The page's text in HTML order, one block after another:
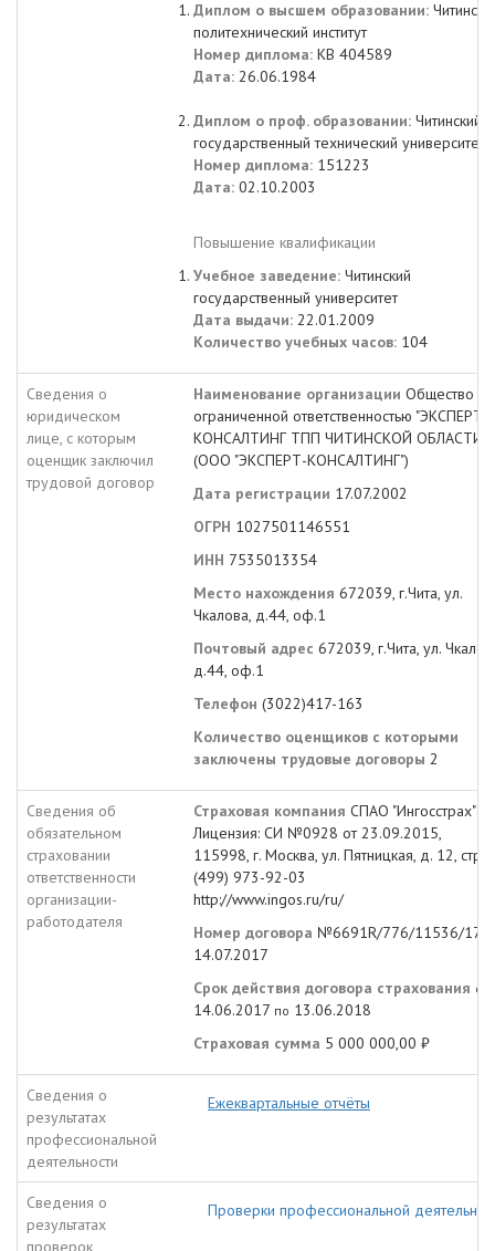
Диплом о высшем образовании:
политехнический институт
Номер диплома: КВ 404589
Дата: 26.06.1984
Диплом о проф. образовании: Читинский
государственный технический университет
Номер диплома: 151223
Дата: 02.10.2003
Повышение квалификации
Учебное заведение: Читинский
государственный университет
Дата выдачи: 22.01.2009
Количество учебных часов: 104
Сведения о
юридическом
лице, с которым
оценщик заключил
трудовой договор
Наименование организации Общество с
ограниченной ответственностью "ЭКСПЕРТ-
КОНСАЛТИНГ ТПП ЧИТИНСКОЙ ОБЛАСТИ"
(ООО "ЭКСПЕРТ-КОНСАЛТИНГ")
Дата регистрации 17.07.2002
ОГРН 1027501146551
ИНН 7535013354
Место нахождения 672039, г.Чита, ул.
Чкалова, д.44, оф.1
Почтовый адрес 672039, г.Чита, ул.
д.44, оф.1
Телефон (3022)417-163
Количество оценщиков с которыми
заключены трудовые договоры 2
Сведения об
обязательном
страховании
ответственности
организации-
работодателя
Страховая компания СПАО "Ингосстрах"
Лицензия: СИ №0928 от 23.09.2015,
115998, г. Москва, ул. Пятницкая, д. 12, стр.
(499) 973-92-03
http://www.ingos.ru/ru/
Номер договора №6691R/776/11536/17
14.07.2017
Срок действия договора страхования с
14.06.2017 по 13.06.2018
Страховая сумма 5 000 000,00 ₽
Сведения о
результатах
профессиональной
деятельности
Ежеквартальные отчёты
Сведения о
результатах
проверок
Проверки профессиональной